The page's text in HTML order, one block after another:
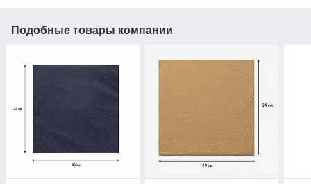
Подобные товары компании